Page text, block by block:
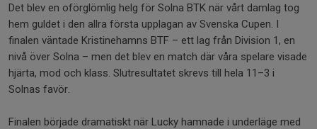
Det blev en oförglömlig helg för Solna BTK när vårt damlag tog
hem guldet i den allra första upplagan av Svenska Cupen. I
finalen väntade Kristinehamns BTF – ett lag från Division 1, en
nivå över Solna – men det blev en match där våra spelare visade
hjärta, mod och klass. Slutresultatet skrevs till hela 11–3 i
Solnas favör.
Finalen började dramatiskt när Lucky hamnade i underläge med